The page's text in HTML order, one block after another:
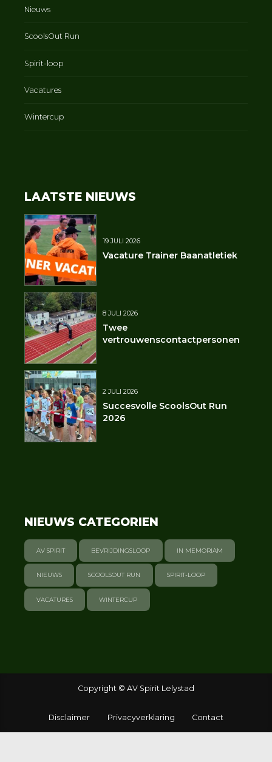
Nieuws
ScoolsOut Run
Spirit-loop
Vacatures
Wintercup
LAATSTE NIEUWS
19 JULI 2026
Vacature Trainer Baanatletiek
8 JULI 2026
Twee
vertrouwenscontactpersonen
2 JULI 2026
Succesvolle ScoolsOut Run
2026
NIEUWS CATEGORIEN
AV SPIRIT BEVRIJDINGSLOOP IN MEMORIAM
NIEUWS SCOOLSOUT RUN SPIRIT-LOOP
VACATURES WINTERCUP
Copyright © AV Spirit Lelystad
Disclaimer Privacyverklaring Contact